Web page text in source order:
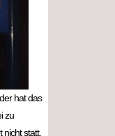
hat das
zu
statt.